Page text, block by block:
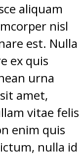
aliquam
nisl
est. Nulla
ex quis
urna
amet,
vitae felis
enim quis
nulla id